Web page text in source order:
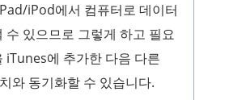
iPod에서 컴퓨터로 데이터
수 있으므로 그렇게 하고 필요
iTunes에 추가한 다음 다른
와 동기화할 수 있습니다.